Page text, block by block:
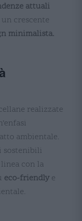
attuali
crescente
minimalista.
realizzate
ambientale.
sostenibili
con la
eco-friendly e